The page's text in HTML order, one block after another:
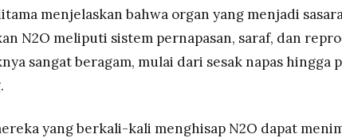
menjelaskan bahwa organ yang menjadi
N2O meliputi sistem pernapasan, saraf, dan
sangat beragam, mulai dari sesak napas hingga
yang berkali-kali menghisap N2O dapat